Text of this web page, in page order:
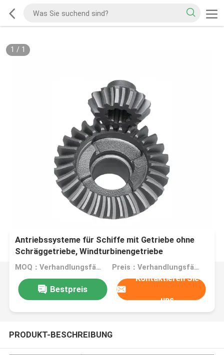
1 / 1
Antriebssysteme für Schiffe mit Getriebe ohne
Schräggetriebe, Windturbinengetriebe
MOQ：Verhandlungsfähig Preis：Verhandlungsfähig
Bestpreis
Kontaktieren Sie
uns
PRODUKT-BESCHREIBUNG